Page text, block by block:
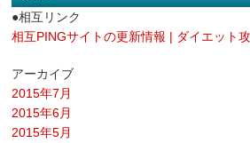
●相互リンク
相互PINGサイトの更新情報 | ダイエット
アーカイブ
2015年7月
2015年6月
2015年5月